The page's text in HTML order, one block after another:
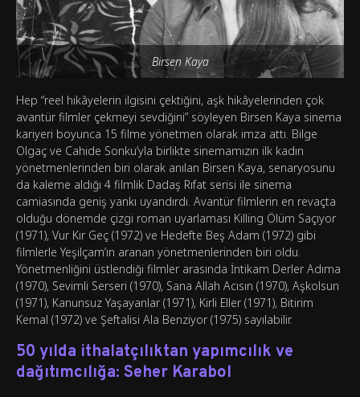
Birsen Kaya
Hep “reel hikâyelerin ilgisini çektiğini, aşk hikâyelerinden çok
avantür filmler çekmeyi sevdiğini” söyleyen Birsen Kaya sinema
kariyeri boyunca 15 filme yönetmen olarak imza attı. Bilge
Olgaç ve Cahide Sonku’yla birlikte sinemamızın ilk kadın
yönetmenlerinden biri olarak anılan Birsen Kaya, senaryosunu
da kaleme aldığı 4 filmlik Dadaş Rıfat serisi ile sinema
camiasında geniş yankı uyandırdı. Avantür filmlerin en revaçta
olduğu dönemde çizgi roman uyarlaması Killing Ölüm Saçıyor
(1971), Vur Kır Geç (1972) ve Hedefte Beş Adam (1972) gibi
filmlerle Yeşilçam’ın aranan yönetmenlerinden biri oldu.
Yönetmenliğini üstlendiği filmler arasında İntikam Derler Adıma
(1970), Sevimli Serseri (1970), Sana Allah Acısın (1970), Aşkolsun
(1971), Kanunsuz Yaşayanlar (1971), Kirli Eller (1971), Bitirim
Kemal (1972) ve Şeftalisi Ala Benziyor (1975) sayılabilir.
50 yılda ithalatçılıktan yapımcılık ve
dağıtımcılığa: Seher Karabol